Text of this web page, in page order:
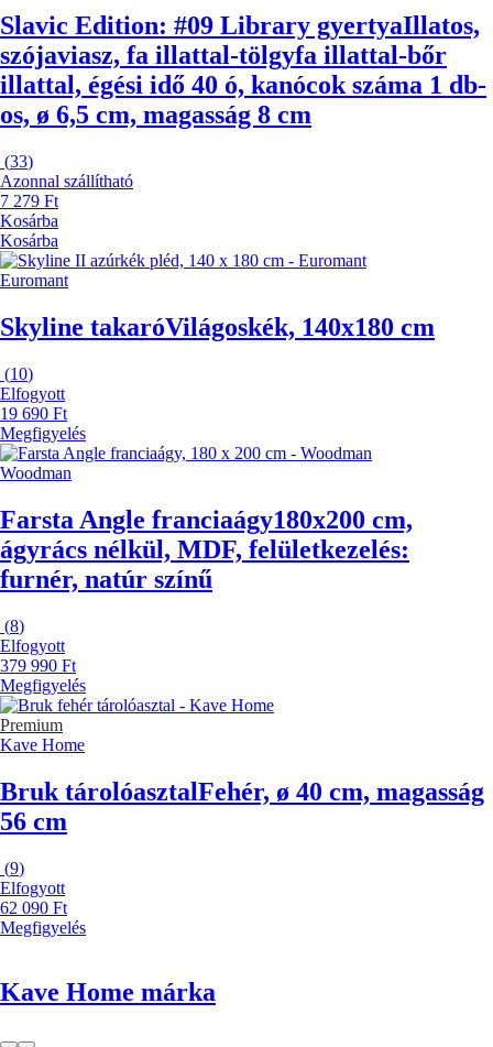
Slavic Edition: #09 Library gyertyaIllatos,
szójaviasz, fa illattal-tölgyfa illattal-bőr
illattal, égési idő 40 ó, kanócok száma 1 db-
os, ø 6,5 cm, magasság 8 cm
(33)
Azonnal szállítható
7 279 Ft
Kosárba
Kosárba
Euromant
Skyline takaróVilágoskék, 140x180 cm
(10)
Elfogyott
19 690 Ft
Megfigyelés
Woodman
Farsta Angle franciaágy180x200 cm,
ágyrács nélkül, MDF, felületkezelés:
furnér, natúr színű
(8)
Elfogyott
379 990 Ft
Megfigyelés
Premium
Kave Home
Bruk tárolóasztalFehér, ø 40 cm, magasság
56 cm
(9)
Elfogyott
62 090 Ft
Megfigyelés
Kave Home márka